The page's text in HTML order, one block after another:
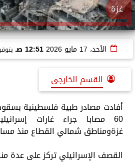
غزة
الأحد، 17 مايو 2026 12:51 صـ
القسم الخارجى
60 مصابا جراء غارات
غزةومناطق شمالي القطاع منذ
القصف الإسرائيلي تركز على عدة